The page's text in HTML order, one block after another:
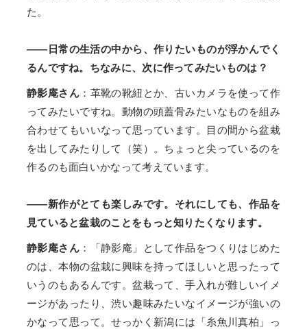
た。
――日常の生活の中から、作りたいものが浮かんでく
るんですね。ちなみに、次に作ってみたいものは？
静影庵さん ：革靴の靴紐とか、古いカメラを使って作
ってみたいですね。動物の頭蓋骨みたいなものを組み
合わせてもいいなって思っています。目の間から盆栽
を出してみたりして（笑）。ちょっと尖っているのを
作るのも面白いかなって考えています。
――新作がとても楽しみです。それにしても、作品を
見ていると盆栽のことをもっと知りたくなります。
静影庵さん ：「静影庵」として作品をつくりはじめた
のは、本物の盆栽に興味を持ってほしいと思ったって
いうのもあるんです。盆栽って、手入れが難しいイメ
ージがあったり、渋い趣味みたいなイメージが強いの
かなって思って。せっかく新潟には「糸魚川真柏」っ